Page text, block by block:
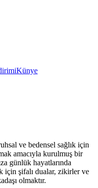
Künye
ve bedensel sağlık için
amacıyla kurulmuş bir
günlük hayatlarında
için şifalı dualar, zikirler ve
olmaktır.